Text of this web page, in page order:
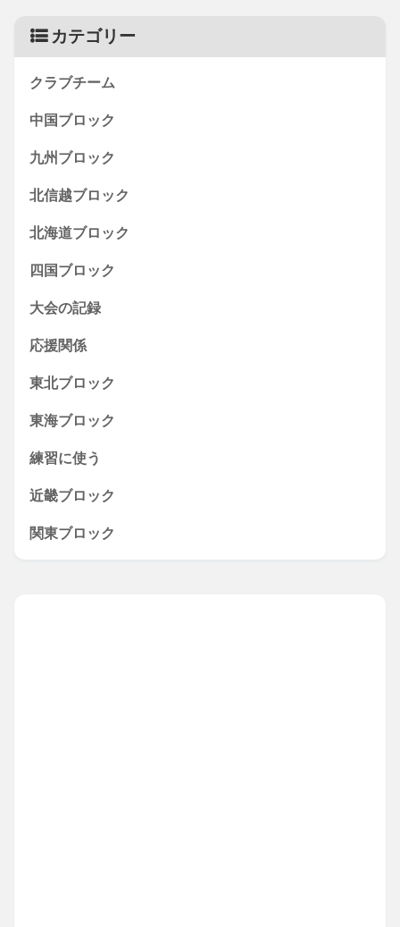
カテゴリー
クラブチーム
中国ブロック
九州ブロック
北信越ブロック
北海道ブロック
四国ブロック
大会の記録
応援関係
東北ブロック
東海ブロック
練習に使う
近畿ブロック
関東ブロック